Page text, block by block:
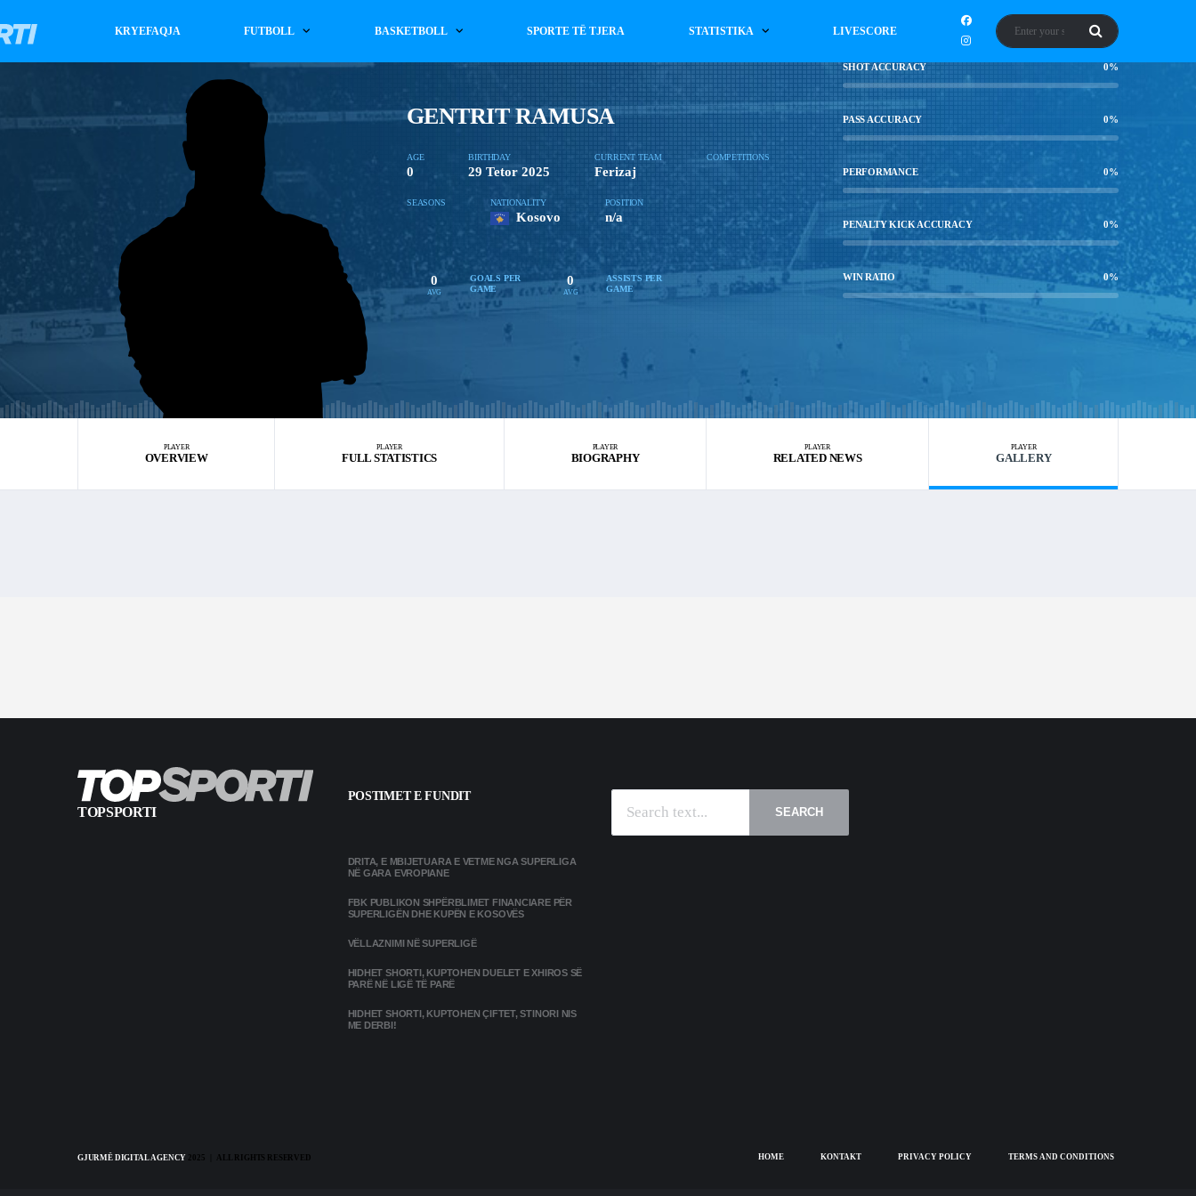
KRYEFAQJA FUTBOLL BASKETBOLL SPORTE TË TJERA STATISTIKA LIVESCORE
GENTRIT RAMUSA
AGE
0
BIRTHDAY
29 Tetor 2025
CURRENT TEAM
Ferizaj
COMPETITIONS
SEASONS NATIONALITY
Kosovo
POSITION
n/a
0
AVG
GOALS PER
GAME
0
AVG
ASSISTS PER
GAME
SHOT ACCURACY 0%
PASS ACCURACY 0%
PERFORMANCE 0%
PENALTY KICK ACCURACY 0%
WIN RATIO 0%
PLAYER
OVERVIEW
PLAYER
FULL STATISTICS
PLAYER
BIOGRAPHY
PLAYER
RELATED NEWS
PLAYER
GALLERY
TOPSPORTI
POSTIMET E FUNDIT
DRITA, E MBIJETUARA E VETME NGA SUPERLIGA
NË GARA EVROPIANE
FBK PUBLIKON SHPËRBLIMET FINANCIARE PËR
SUPERLIGËN DHE KUPËN E KOSOVËS
VËLLAZNIMI NË SUPERLIGË
HIDHET SHORTI, KUPTOHEN DUELET E XHIROS SË
PARË NË LIGË TË PARË
HIDHET SHORTI, KUPTOHEN ÇIFTET, STINORI NIS
ME DERBI!
SEARCH
GJURMË DIGITAL AGENCY 2025 | ALL RIGHTS RESERVED HOME KONTAKT PRIVACY POLICY TERMS AND CONDITIONS